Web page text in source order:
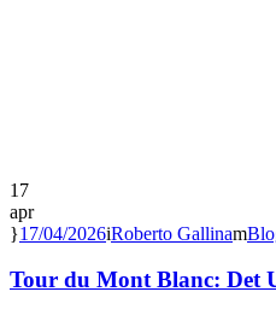
17
apr
17/04/2026 Roberto Gallina
Tour du Mont Blanc: Det